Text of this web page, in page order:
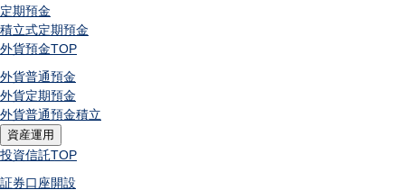
定期預金
積立式定期預金
外貨預金TOP
外貨普通預金
外貨定期預金
外貨普通預金積立
資産運用
投資信託TOP
証券口座開設